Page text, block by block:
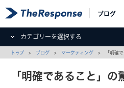
ブログ
カテゴリーを選択する
トップ > ブログ > マーケティング > 「明確で
「明確であること」の